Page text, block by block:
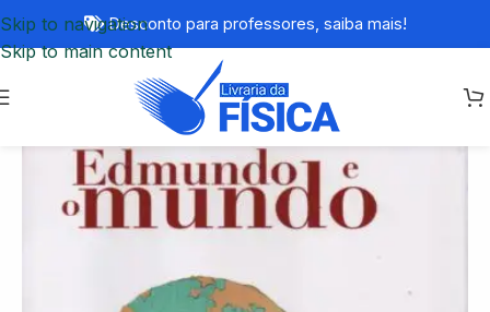
Skip to navigation
Skip to main content
Desconto para professores, saiba mais!